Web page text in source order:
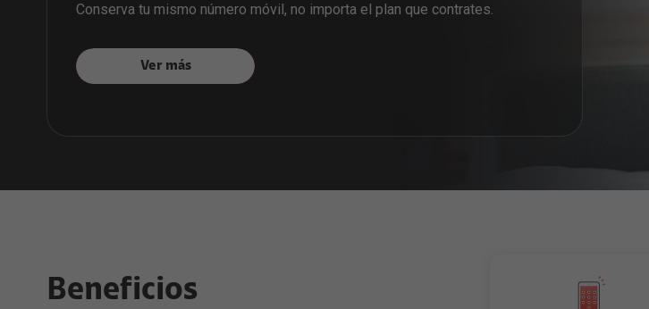
Conserva tu mismo número móvil, no importa el plan que contrates.
Ver más
Beneficios